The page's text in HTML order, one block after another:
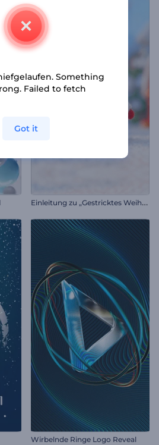
E
inleitung zu „Gestricktes Weihnachten“
Wirbelnde Ringe Logo Reveal
Something
Failed to fetch
Got it